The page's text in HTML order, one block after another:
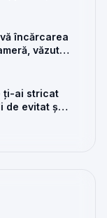
încărcarea
văzut
ți-ai stricat
de evitat și